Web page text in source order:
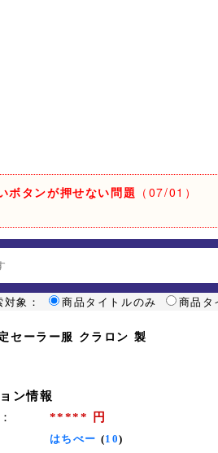
ボタンが押せない問題 （07/01）
対象： 商品タイトルのみ 商品タ
セーラー服 クラロン 製
ン情報
***** 円
はちべー (10)